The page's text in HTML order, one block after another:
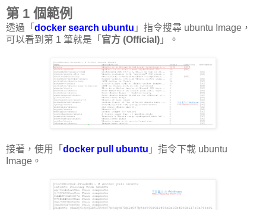
第 1 個範例
透過「 docker search ubuntu 」指令搜尋 ubuntu Image，
可以看到第 1 筆就是「 官方 (Official) 」。
接著，使用「 docker pull ubuntu 」指令下載 ubuntu
Image。